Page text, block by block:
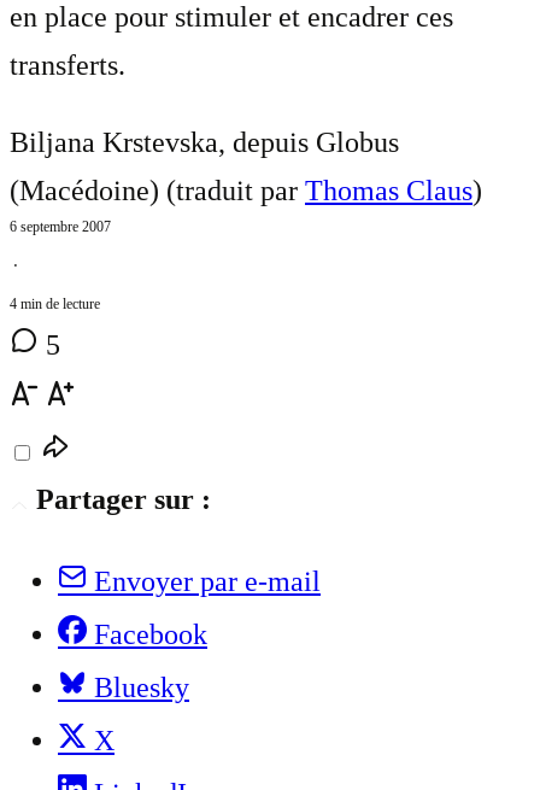
en place pour stimuler et encadrer ces
transferts.
Biljana Krstevska, depuis Globus
(Macédoine) (traduit par Thomas Claus)
6 septembre 2007
⋅
4 min de lecture
5
Partager sur :
Envoyer par e-mail
Facebook
Bluesky
X